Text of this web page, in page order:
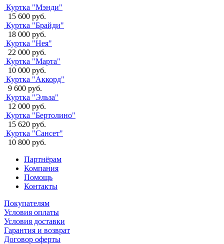
Куртка "Мэнди"
15 600 руб.
Куртка "Брайди"
18 000 руб.
Куртка "Нея"
22 000 руб.
Куртка "Марта"
10 000 руб.
Куртка "Аккорд"
9 600 руб.
Куртка "Эльза"
12 000 руб.
Куртка "Бертолино"
15 620 руб.
Куртка "Сансет"
10 800 руб.
Партнёрам
Компания
Помощь
Контакты
Покупателям
Условия оплаты
Условия доставки
Гарантия и возврат
Договор оферты